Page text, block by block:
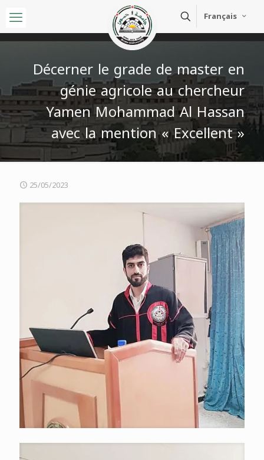
Français
Décerner le grade de master en
génie agricole au chercheur
Yamen Mohammad Al Hassan
avec la mention « Excellent »
25/05/2023